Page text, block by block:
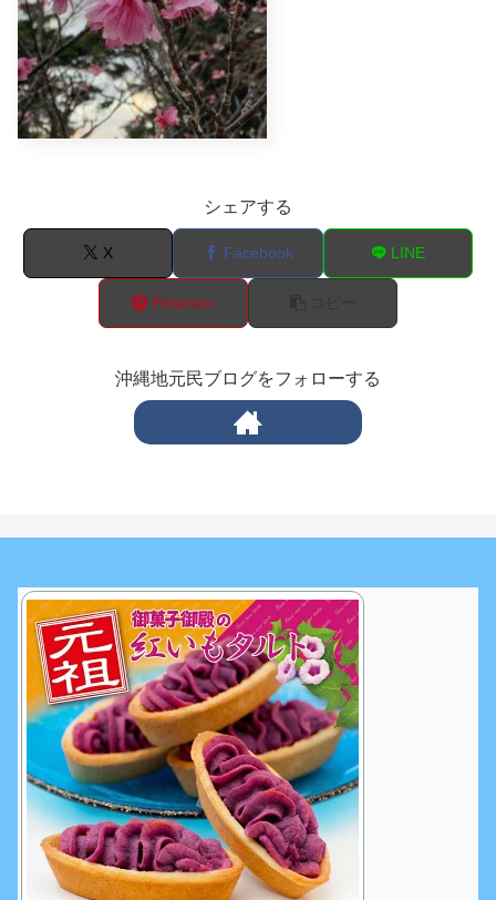
シェアする
X Facebook LINE
Pinterest
沖縄地元民ブログをフォローする